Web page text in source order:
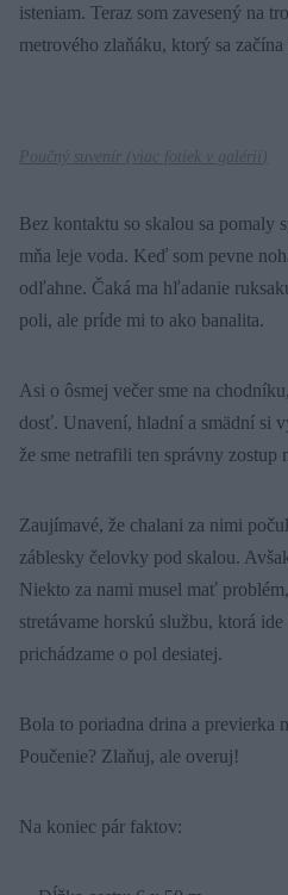
isteniam. Teraz som zavesený na
metrového zlaňáku, ktorý sa
Poučný suvenír ( viac fotiek v galérii )
Bez kontaktu so skalou sa pomaly
mňa leje voda. Keď som pevne
odľahne. Čaká ma hľadanie
poli, ale príde mi to ako banalita.
Asi o ôsmej večer sme na
dosť. Unavení, hladní a smädní si
že sme netrafili ten správny zostup
Zaujímavé, že chalani za nimi
záblesky čelovky pod skalou.
Niekto za nami musel mať
stretávame horskú službu, ktorá
prichádzame o pol desiatej.
Bola to poriadna drina a previerka
Poučenie? Zlaňuj, ale overuj!
Na koniec pár faktov: